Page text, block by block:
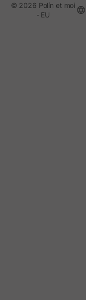
© 2026 Polín et moi
- EU